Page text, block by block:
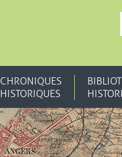
CHRONIQUES
HISTORIQUES